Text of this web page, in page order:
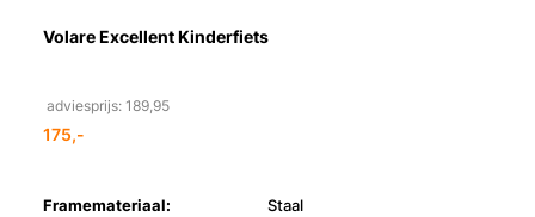
Volare Excellent Kinderfiets
adviesprijs: 189,95
175,-
Framemateriaal:
Staal